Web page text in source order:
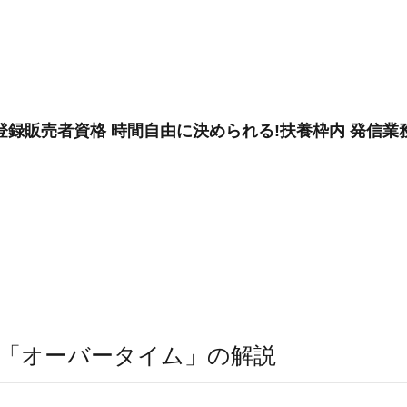
販売者資格 時間自由に決められる!扶養枠内 発信業
オーバータイム」の解説